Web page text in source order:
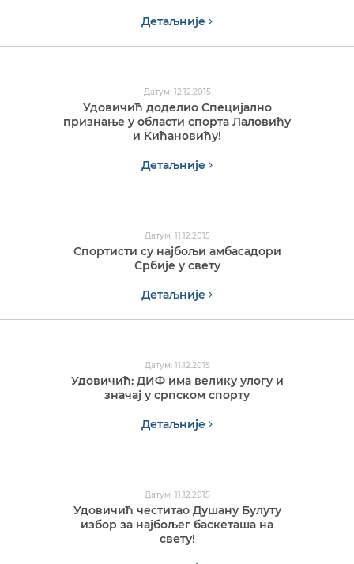
Детаљније
Датум: 12.12.2015
Удовичић доделио Специјално
признање у области спорта Лаловићу
и Кићановићу!
Детаљније
Датум: 11.12.2015
Спортисти су најбољи амбасадори
Србије у свету
Детаљније
Датум: 11.12.2015
Удовичић: ДИФ има велику улогу и
значај у српском спорту
Детаљније
Датум: 11.12.2015
Удовичић честитао Душану Булуту
избор за најбољег баскеташа на
свету!